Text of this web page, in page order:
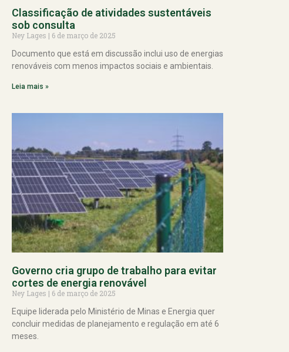
Classificação de atividades sustentáveis
sob consulta
Ney Lages
6 de março de 2025
Documento que está em discussão inclui uso de energias
renováveis com menos impactos sociais e ambientais.
Leia mais »
Governo cria grupo de trabalho para evitar
cortes de energia renovável
Ney Lages
6 de março de 2025
Equipe liderada pelo Ministério de Minas e Energia quer
concluir medidas de planejamento e regulação em até 6
meses.